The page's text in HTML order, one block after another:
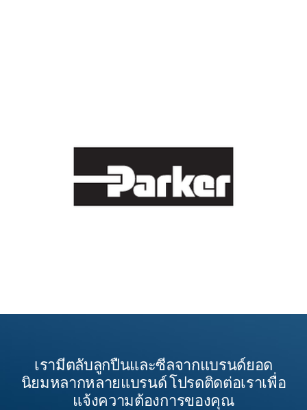
เรามีตลับลูกปืนและซีลจากแบรนด์ยอด
นิยมหลากหลายแบรนด์ โปรดติดต่อเราเพื่อ
แจ้งความต้องการของคุณ